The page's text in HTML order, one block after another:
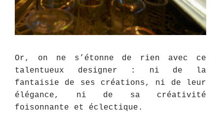
Or, on ne s’étonne de rien avec ce
talentueux designer : ni de la
fantaisie de ses créations, ni de leur
élégance, ni de sa créativité
foisonnante et éclectique.